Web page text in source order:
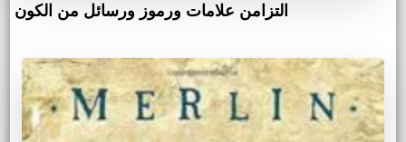
التزامن علامات ورموز ورسائل من الكون